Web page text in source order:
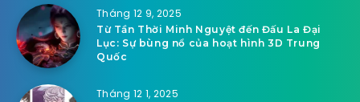
Tháng 12 9, 2025
Từ Tần Thời Minh Nguyệt đến Đấu La Đại
Lục: Sự bùng nổ của hoạt hình 3D Trung
Quốc
Tháng 12 1, 2025